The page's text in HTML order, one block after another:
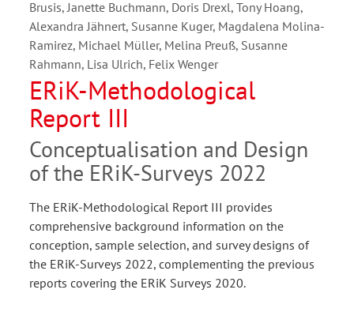
Brusis, Janette Buchmann, Doris Drexl, Tony Hoang,
Alexandra Jähnert, Susanne Kuger, Magdalena Molina-
Ramirez, Michael Müller, Melina Preuß, Susanne
Rahmann, Lisa Ulrich, Felix Wenger
ERiK-Methodological
Report III
Conceptualisation and Design
of the ERiK-Surveys 2022
The ERiK-Methodological Report III provides
comprehensive background information on the
conception, sample selection, and survey designs of
the ERiK-Surveys 2022, complementing the previous
reports covering the ERiK Surveys 2020.